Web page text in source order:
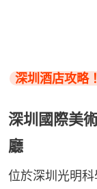
深圳酒店攻略
深圳國際美
廳
位於深圳光明